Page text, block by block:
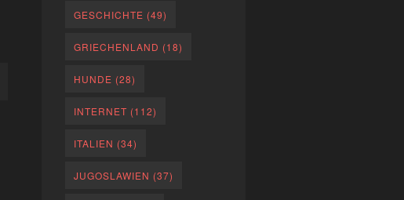
GESCHICHTE (49)
GRIECHENLAND (18)
HUNDE (28)
INTERNET (112)
ITALIEN (34)
JUGOSLAWIEN (37)